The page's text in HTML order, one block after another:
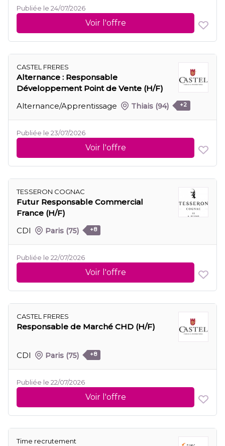
Publiée le 24/07/2026
Voir l'offre
CASTEL FRERES
Alternance : Responsable
Développement Point de Vente (H/F)
Alternance/Apprentissage
Thiais (94) +2
Publiée le 23/07/2026
Voir l'offre
TESSERON COGNAC
Futur Responsable Commercial
France (H/F)
CDI
Paris (75) +8
Publiée le 22/07/2026
Voir l'offre
CASTEL FRERES
Responsable de Marché CHD (H/F)
CDI Paris (75) +8
Publiée le 22/07/2026
Voir l'offre
Time recrutement